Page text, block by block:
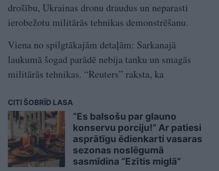
drošību, Ukrainas dronu draudus un neparasti
ierobežotu militārās tehnikas demonstrēšanu.
Viena no spilgtākajām detaļām: Sarkanajā
laukumā šogad parādē nebija tanku un smagās
militārās tehnikas. “Reuters” raksta, ka
CITI ŠOBRĪD LASA
“Es balsošu par glauno
konservu porciju!” Ar patiesi
asprātīgu ēdienkarti vasaras
sezonas noslēgumā
sasmīdina “Ezītis miglā”